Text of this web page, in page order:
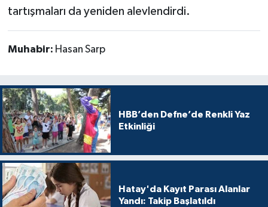
tartışmaları da yeniden alevlendirdi.
Muhabir: Hasan Sarp
HBB’den Defne’de Renkli Yaz
Etkinliği
Hatay'da Kayıt Parası Alanlar
Yandı: Takip Başlatıldı